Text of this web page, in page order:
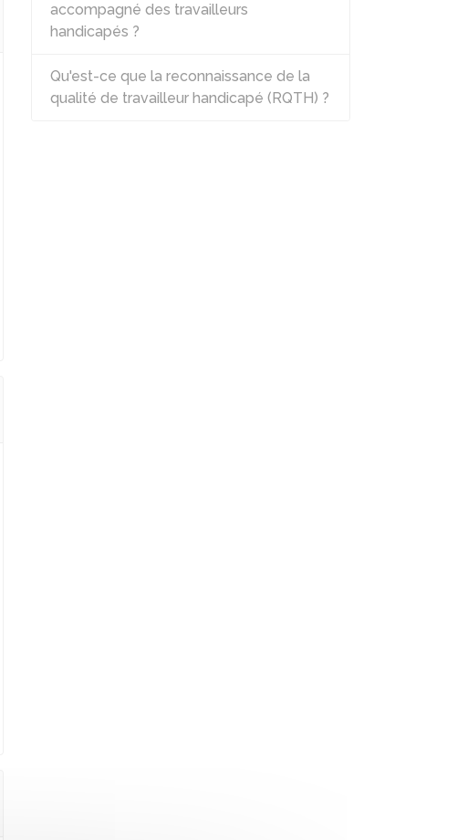
accompagné des travailleurs
handicapés ?
Qu'est-ce que la reconnaissance de la
qualité de travailleur handicapé (RQTH) ?